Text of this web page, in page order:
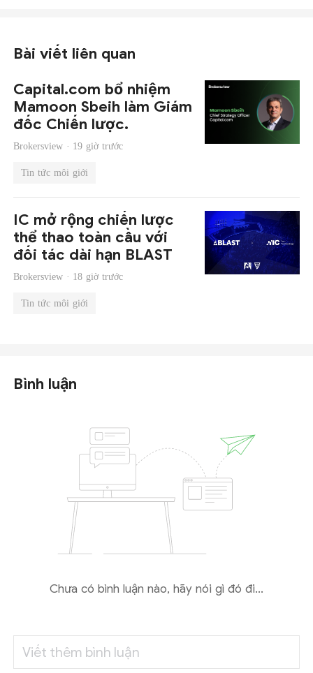
Bài viết liên quan
Capital.com bổ nhiệm
Mamoon Sbeih làm Giám
đốc Chiến lược.
Brokersview · 19 giờ trước
Tin tức môi giới
IC mở rộng chiến lược
thể thao toàn cầu với
đối tác dài hạn BLAST
Brokersview · 18 giờ trước
Tin tức môi giới
Bình luận
Chưa có bình luận nào, hãy nói gì đó đi...